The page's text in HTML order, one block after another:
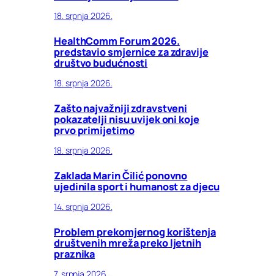
18. srpnja 2026.
HealthComm Forum 2026.
predstavio smjernice za zdravije
društvo budućnosti
18. srpnja 2026.
Zašto najvažniji zdravstveni
pokazatelji nisu uvijek oni koje
prvo primijetimo
18. srpnja 2026.
Zaklada Marin Čilić ponovno
ujedinila sport i humanost za djecu
14. srpnja 2026.
Problem prekomjernog korištenja
društvenih mreža preko ljetnih
praznika
7. srpnja 2026.